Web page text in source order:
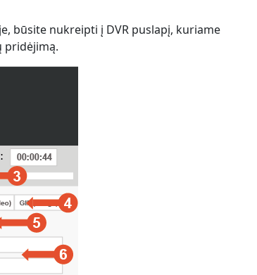
būsite nukreipti į DVR puslapį, kuriame
pridėjimą.